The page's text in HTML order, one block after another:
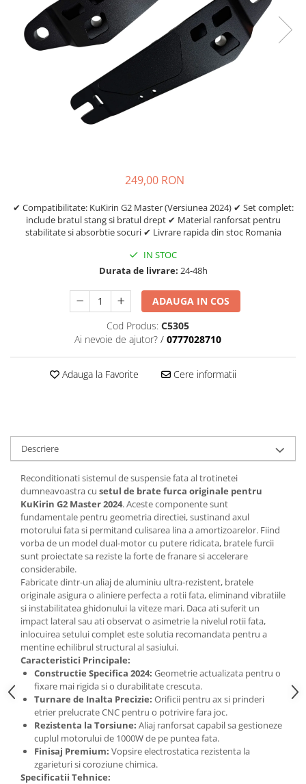
Etrieri
https://www.doctortrotineta.ro/lumini
Stop trotineta
https://www.doctortrotineta.ro/cadru
Aparatori (aripi)
249,00 RON
✔ Compatibilitate: KuKirin G2 Master (Versiunea 2024) ✔ Set complet:
include bratul stang si bratul drept ✔ Material ranforsat pentru
stabilitate si absorbtie socuri ✔ Livrare rapida din stoc Romania
IN STOC
Durata de livrare: 24-48h
ADAUGA IN COS
Cod Produs: C5305
Ai nevoie de ajutor? / 0777028710
Adauga la Favorite Cere informatii
Descriere
Reconditionati sistemul de suspensie fata al trotinetei
dumneavoastra cu setul de brate furca originale pentru
KuKirin G2 Master 2024. Aceste componente sunt
fundamentale pentru geometria directiei, sustinand axul
motorului fata si permitand culisarea lina a amortizoarelor. Fiind
vorba de un model dual-motor cu putere ridicata, bratele furcii
sunt proiectate sa reziste la forte de franare si accelerare
considerabile.
Fabricate dintr-un aliaj de aluminiu ultra-rezistent, bratele
originale asigura o aliniere perfecta a rotii fata, eliminand vibratiile
si instabilitatea ghidonului la viteze mari. Daca ati suferit un
impact lateral sau ati observat o asimetrie la nivelul rotii fata,
inlocuirea setului complet este solutia recomandata pentru a
mentine echilibrul structural al sasiului.
Caracteristici Principale:
Constructie Specifica 2024: Geometrie actualizata pentru o
fixare mai rigida si o durabilitate crescuta.
Turnare de Inalta Precizie: Orificii pentru ax si prinderi
etrier prelucrate CNC pentru o potrivire fara joc.
Rezistenta la Torsiune: Aliaj ranforsat capabil sa gestioneze
cuplul motorului de 1000W de pe puntea fata.
Finisaj Premium: Vopsire electrostatica rezistenta la
zgarieturi si coroziune chimica.
Specificatii Tehnice: